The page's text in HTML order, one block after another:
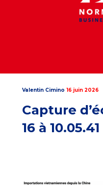
Valentin Cimino 16 juin 2026
Capture
16 à 10.05.41